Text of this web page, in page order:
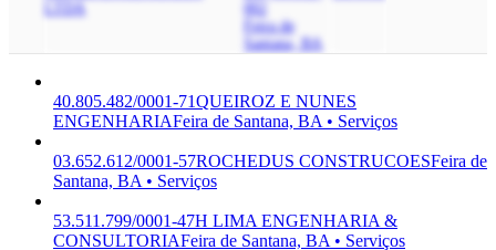
Feira de
Santana, BA
40.805.482/0001-71QUEIROZ E NUNES
ENGENHARIAFeira de Santana, BA • Serviços
03.652.612/0001-57ROCHEDUS CONSTRUCOESFeira de
Santana, BA • Serviços
53.511.799/0001-47H LIMA ENGENHARIA &
CONSULTORIAFeira de Santana, BA • Serviços